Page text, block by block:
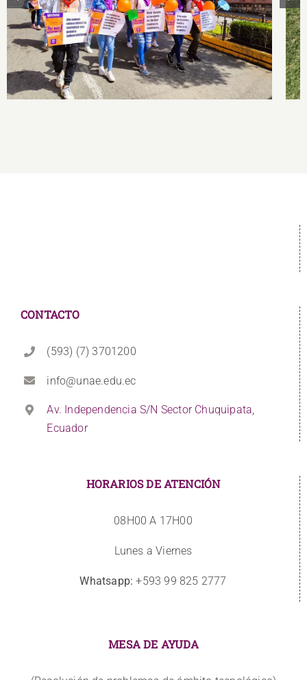
Proyecto AXIOMAS: La educación sexual y
de género. Fase II
CONTACTO
(593) (7) 3701200
info@unae.edu.ec
Av. Independencia S/N Sector Chuquipata,
Ecuador
HORARIOS DE ATENCIÓN
08H00 A 17H00
Lunes a Viernes
Whatsapp: +593 99 825 2777
MESA DE AYUDA